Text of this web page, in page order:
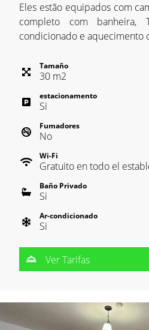
Eles estão equipados com
completo com
condicionado e aquecimento
Tamaño
30 m2
estacionamento
Si
Fumadores
No
Wi-Fi
Gratuito en todo el
Baño Privado
Si
Ar-condicionado
Si
Ver Tarifas